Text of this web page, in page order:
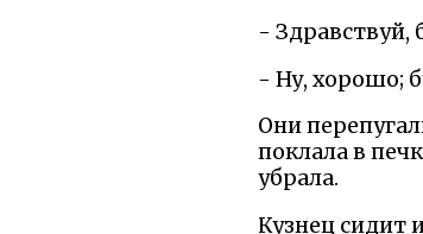
- Здравствуй,
- Ну, хорошо;
Они
поклала в
убрала.
Кузнец сидит